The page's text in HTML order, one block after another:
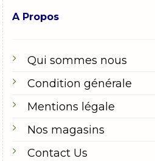
A Propos
Qui sommes nous
Condition générale
Mentions légale
Nos magasins
Contact Us